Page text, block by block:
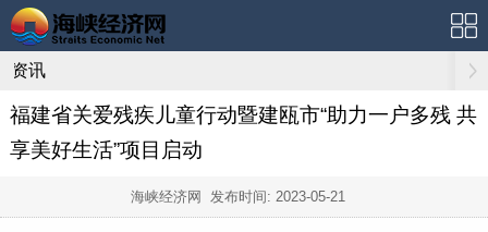
资讯
福建省关爱残疾儿童行动暨建瓯市“助力一户多残 共
享美好生活”项目启动
海峡经济网 发布时间: 2023-05-21